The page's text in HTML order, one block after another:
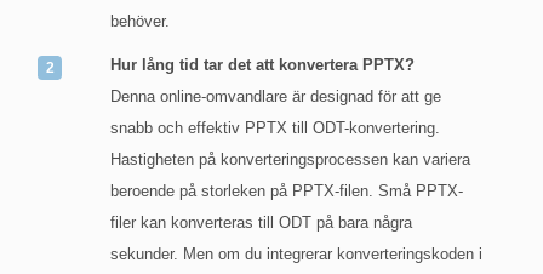
behöver.
Hur lång tid tar det att konvertera PPTX?
Denna online-omvandlare är designad för att ge
snabb och effektiv PPTX till ODT-konvertering.
Hastigheten på konverteringsprocessen kan variera
beroende på storleken på PPTX-filen. Små PPTX-
filer kan konverteras till ODT på bara några
sekunder. Men om du integrerar konverteringskoden i